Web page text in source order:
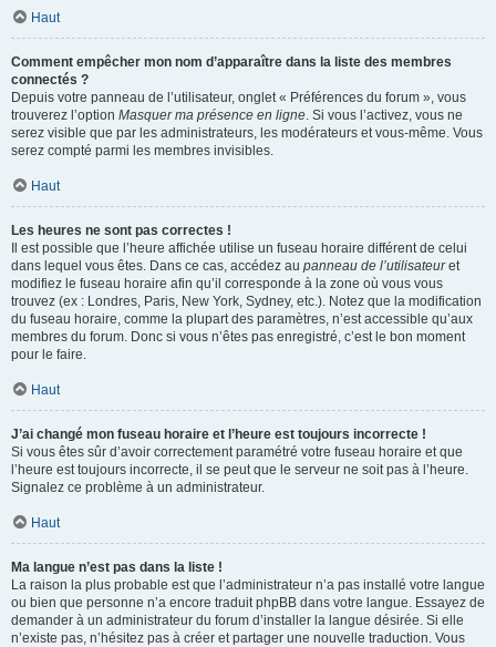
Haut
Comment empêcher mon nom d’apparaître dans la liste des membres
connectés ?
Depuis votre panneau de l’utilisateur, onglet « Préférences du forum », vous
trouverez l’option Masquer ma présence en ligne. Si vous l’activez, vous ne
serez visible que par les administrateurs, les modérateurs et vous-même. Vous
serez compté parmi les membres invisibles.
Haut
Les heures ne sont pas correctes !
Il est possible que l’heure affichée utilise un fuseau horaire différent de celui
dans lequel vous êtes. Dans ce cas, accédez au panneau de l’utilisateuret
modifiez le fuseau horaire afin qu’il corresponde à la zone où vous vous
trouvez (ex : Londres, Paris, New York, Sydney, etc.). Notez que la modification
du fuseau horaire, comme la plupart des paramètres, n’est accessible qu’aux
membres du forum. Donc si vous n’êtes pas enregistré, c’est le bon moment
pour le faire.
Haut
J’ai changé mon fuseau horaire et l’heure est toujours incorrecte !
Si vous êtes sûr d’avoir correctement paramétré votre fuseau horaire et que
l’heure est toujours incorrecte, il se peut que le serveur ne soit pas à l’heure.
Signalez ce problème à un administrateur.
Haut
Ma langue n’est pas dans la liste !
La raison la plus probable est que l’administrateur n’a pas installé votre langue
ou bien que personne n’a encore traduit phpBB dans votre langue. Essayez de
demander à un administrateur du forum d’installer la langue désirée. Si elle
n’existe pas, n’hésitez pas à créer et partager une nouvelle traduction. Vous